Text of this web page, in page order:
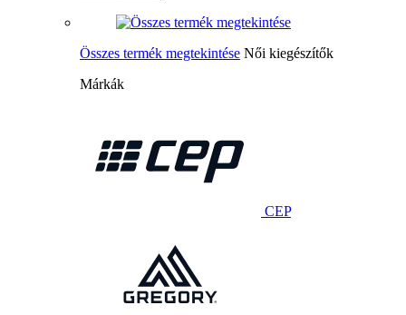
Összes termék megtekintése Női kiegészítők
Márkák
CEP